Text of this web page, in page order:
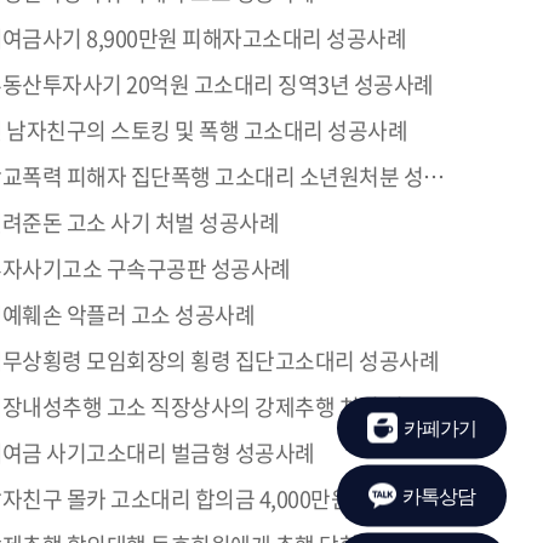
카페가기
카톡상담
금사기 8,900만원 피해자고소대리 성공사례
산투자사기 20억원 고소대리 징역3년 성공사례
남자친구의 스토킹 및 폭행 고소대리 성공사례
폭력 피해자 집단폭행 고소대리 소년원처분 성공사례
준돈 고소 사기 처벌 성공사례
사기고소 구속구공판 성공사례
훼손 악플러 고소 성공사례
상횡령 모임회장의 횡령 집단고소대리 성공사례
내성추행 고소 직장상사의 강제추행 처벌 성공사례
금 사기고소대리 벌금형 성공사례
친구 몰카 고소대리 합의금 4,000만원 성공사례